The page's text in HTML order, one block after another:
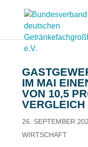
IM MAI
VON 10,5
VERGLEICH
26. SEPTEMBER
WIRTSCHAFT